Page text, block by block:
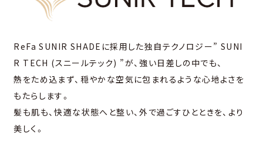
ReFa SUNIR SHADEに採⽤した独⾃テクノロジー” SUNI
R TECH (スニールテック) ”が、強い⽇差しの中でも、
熱をため込まず、穏やかな空気に包まれるような⼼地よさを
もたらします。
髪も肌も、快適な状態へと整い、外で過ごすひとときを、より
美しく。